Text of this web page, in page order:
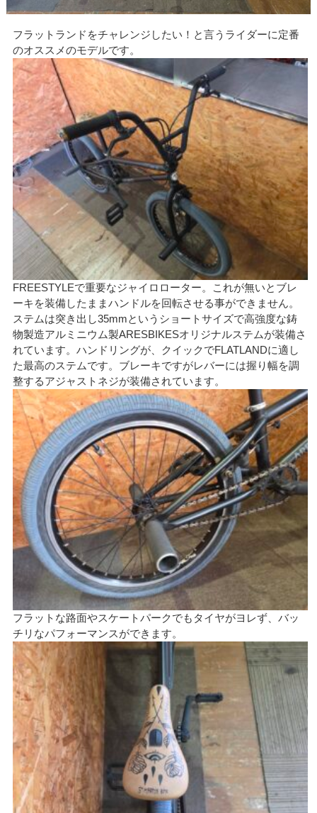
フラットランドをチャレンジしたい！と言うライダーに定番
のオススメのモデルです。
FREESTYLEで重要なジャイロローター。これが無いとブレ
ーキを装備したままハンドルを回転させる事ができません。
ステムは突き出し35mmというショートサイズで高強度な鋳
物製造アルミニウム製ARESBIKESオリジナルステムが装備さ
れています。ハンドリングが、クイックでFLATLANDに適し
た最高のステムです。ブレーキですがレバーには握り幅を調
整するアジャストネジが装備されています。
フラットな路面やスケートパークでもタイヤがヨレず、バッ
チリなパフォーマンスができます。